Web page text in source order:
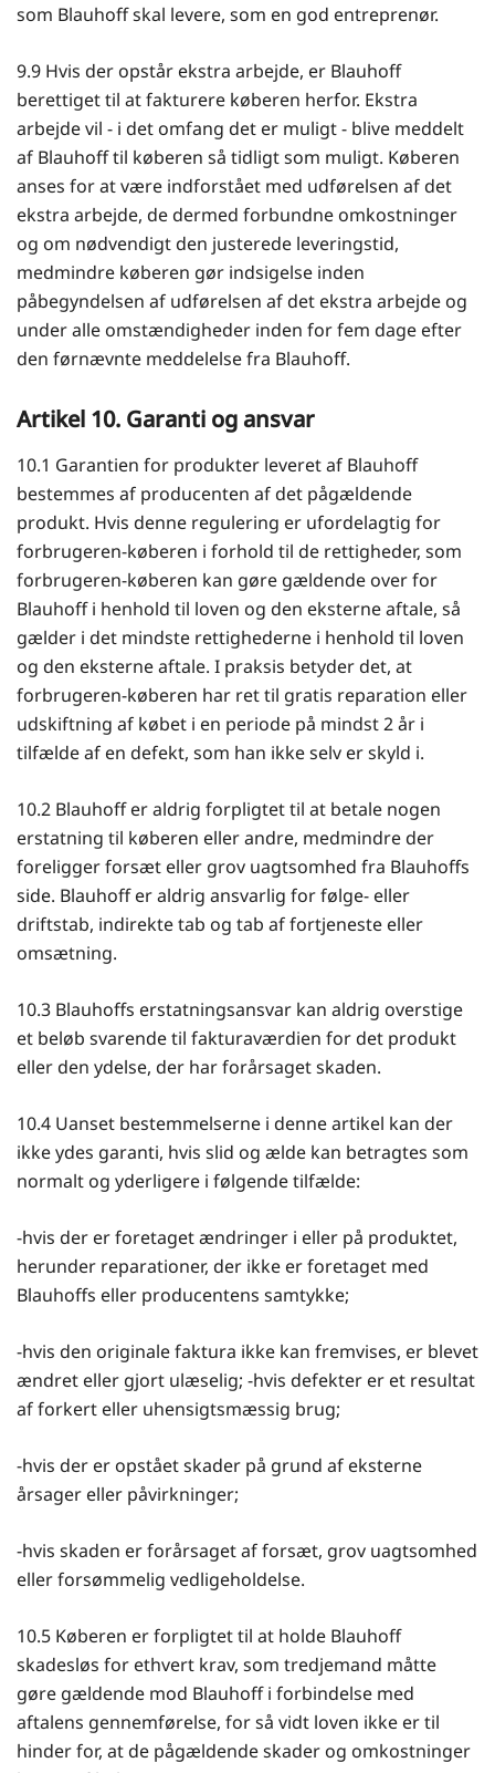
som Blauhoff skal levere, som en god entreprenør.
9.9 Hvis der opstår ekstra arbejde, er Blauhoff
berettiget til at fakturere køberen herfor. Ekstra
arbejde vil - i det omfang det er muligt - blive meddelt
af Blauhoff til køberen så tidligt som muligt. Køberen
anses for at være indforstået med udførelsen af det
ekstra arbejde, de dermed forbundne omkostninger
og om nødvendigt den justerede leveringstid,
medmindre køberen gør indsigelse inden
påbegyndelsen af udførelsen af det ekstra arbejde og
under alle omstændigheder inden for fem dage efter
den førnævnte meddelelse fra Blauhoff.
Artikel 10. Garanti og ansvar
10.1 Garantien for produkter leveret af Blauhoff
bestemmes af producenten af det pågældende
produkt. Hvis denne regulering er ufordelagtig for
forbrugeren-køberen i forhold til de rettigheder, som
forbrugeren-køberen kan gøre gældende over for
Blauhoff i henhold til loven og den eksterne aftale, så
gælder i det mindste rettighederne i henhold til loven
og den eksterne aftale. I praksis betyder det, at
forbrugeren-køberen har ret til gratis reparation eller
udskiftning af købet i en periode på mindst 2 år i
tilfælde af en defekt, som han ikke selv er skyld i.
10.2 Blauhoff er aldrig forpligtet til at betale nogen
erstatning til køberen eller andre, medmindre der
foreligger forsæt eller grov uagtsomhed fra Blauhoffs
side. Blauhoff er aldrig ansvarlig for følge- eller
driftstab, indirekte tab og tab af fortjeneste eller
omsætning.
10.3 Blauhoffs erstatningsansvar kan aldrig overstige
et beløb svarende til fakturaværdien for det produkt
eller den ydelse, der har forårsaget skaden.
10.4 Uanset bestemmelserne i denne artikel kan der
ikke ydes garanti, hvis slid og ælde kan betragtes som
normalt og yderligere i følgende tilfælde:
-hvis der er foretaget ændringer i eller på produktet,
herunder reparationer, der ikke er foretaget med
Blauhoffs eller producentens samtykke;
-hvis den originale faktura ikke kan fremvises, er blevet
ændret eller gjort ulæselig; -hvis defekter er et resultat
af forkert eller uhensigtsmæssig brug;
-hvis der er opstået skader på grund af eksterne
årsager eller påvirkninger;
-hvis skaden er forårsaget af forsæt, grov uagtsomhed
eller forsømmelig vedligeholdelse.
10.5 Køberen er forpligtet til at holde Blauhoff
skadesløs for ethvert krav, som tredjemand måtte
gøre gældende mod Blauhoff i forbindelse med
aftalens gennemførelse, for så vidt loven ikke er til
hinder for, at de pågældende skader og omkostninger